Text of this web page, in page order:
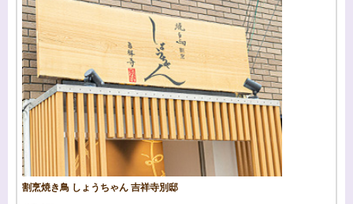
割烹焼き鳥 しょうちゃん 吉祥寺別邸